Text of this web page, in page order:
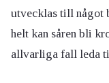
utvecklas till något
helt kan såren bli
allvarliga fall leda